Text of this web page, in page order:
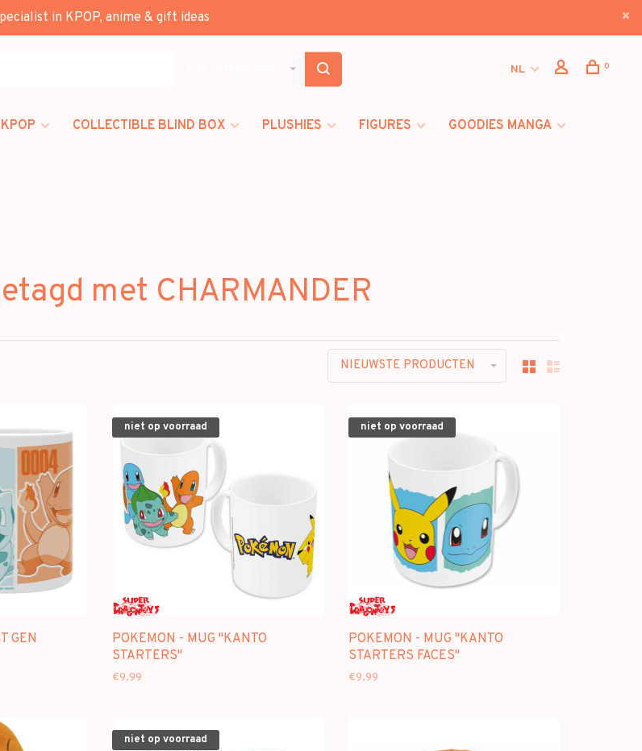
in KPOP, anime & gift ideas
NL 0
KPOP COLLECTIBLE BLIND BOX PLUSHIES FIGURES
GOODIES MANGA
met CHARMANDER
NIEUWSTE PRODUCTEN
GEN
niet op voorraad
POKEMON - MUG "KANTO
STARTERS"
€9,99
niet op voorraad
POKEMON - MUG "KANTO
STARTERS FACES"
€9,99
niet op voorraad